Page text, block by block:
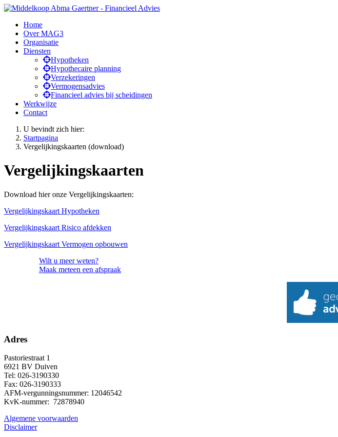
Home
Over MAG3
Organisatie
Diensten
Hypotheken
Hypothecaire planning
Verzekeringen
Vermogensadvies
Financieel advies bij scheidingen
Werkwijze
Contact
U bevindt zich hier:
Startpagina
Vergelijkingskaarten (download)
Vergelijkingskaarten
Download hier onze Vergelijkingskaarten:
Vergelijkingskaart Hypotheken
Vergelijkingskaart Risico afdekken
Vergelijkingskaart Vermogen opbouwen
Wilt u meer weten?
Maak meteen een afspraak
Adres
Pastoriestraat 1
6921 BV Duiven
Tel: 026-3190330
Fax: 026-3190333
AFM-vergunningsnummer: 12046542
KvK-nummer: 72878940
Algemene voorwaarden
Disclaimer